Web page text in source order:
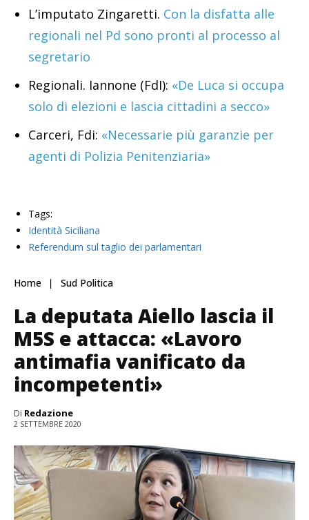
L’imputato Zingaretti. Con la disfatta alle
regionali nel Pd sono pronti al processo al
segretario
Regionali. Iannone (FdI): «De Luca si occupa
solo di elezioni e lascia cittadini a secco»
Carceri, Fdi: «Necessarie più garanzie per
agenti di Polizia Penitenziaria»
Tags:
Identità Siciliana
Referendum sul taglio dei parlamentari
Home Sud Politica
La deputata Aiello lascia il
M5S e attacca: «Lavoro
antimafia vanificato da
incompetenti»
Di Redazione
2 SETTEMBRE 2020